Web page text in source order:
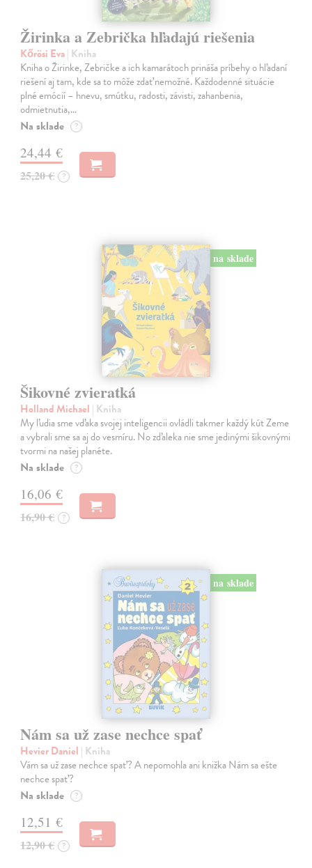
Žirinka a Zebrička hľadajú riešenia
Kőrösi Eva| Kniha
Kniha o Žirinke, Zebričke a ich kamarátoch prináša príbehy o hľadaní
riešení aj tam, kde sa to môže zdať nemožné. Každodenné situácie
plné emócií – hnevu, smútku, radosti, závisti, zahanbenia,
odmietnutia,…
Na sklade ?
24,44 €
25,20 € ?
na sklade
Šikovné zvieratká
Holland Michael | Kniha
My ľudia sme vďaka svojej inteligencii ovládli takmer každý kút Zeme
a vybrali sme sa aj do vesmíru. No zďaleka nie sme jedinými šikovnými
tvormi na našej planéte.
Na sklade ?
16,06 €
16,90 € ?
na sklade
Nám sa už zase nechce spať
Hevier Daniel | Kniha
Vám sa už zase nechce spať? A nepomohla ani knižka Nám sa ešte
nechce spať?
Na sklade ?
12,51 €
12,90 € ?